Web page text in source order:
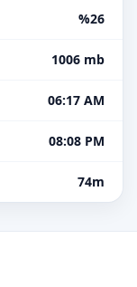
%26
1006 mb
06:17 AM
08:08 PM
74m